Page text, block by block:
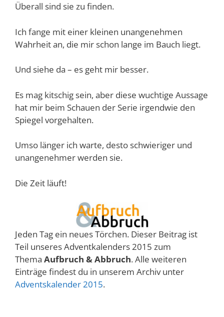
Überall sind sie zu finden.
Ich fange mit einer kleinen unangenehmen
Wahrheit an, die mir schon lange im Bauch liegt.
Und siehe da – es geht mir besser.
Es mag kitschig sein, aber diese wuchtige Aussage
hat mir beim Schauen der Serie irgendwie den
Spiegel vorgehalten.
Umso länger ich warte, desto schwieriger und
unangenehmer werden sie.
Die Zeit läuft!
Jeden Tag ein neues Törchen. Dieser Beitrag ist
Teil unseres Adventkalenders 2015 zum
Thema Aufbruch & Abbruch. Alle weiteren
Einträge findest du in unserem Archiv unter
Adventskalender 2015.